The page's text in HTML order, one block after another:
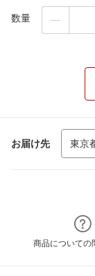
数量
お届け先
商品についての